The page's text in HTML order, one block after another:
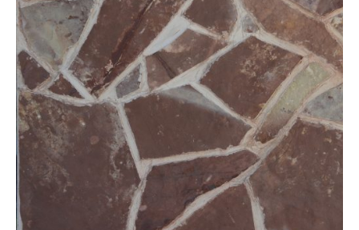
NARUDŽBE PO MJERI
O NAMA
NOVI PROIZVODI
SHOWROOM
BLOG
KONTAKTI